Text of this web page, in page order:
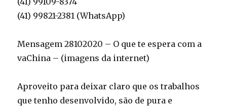
(41) 99821-2381 (WhatsApp)
Mensagem 28102020 – O que te espera com a
vaChina – (imagens da internet)
Aproveito para deixar claro que os trabalhos
que tenho desenvolvido, são de pura e